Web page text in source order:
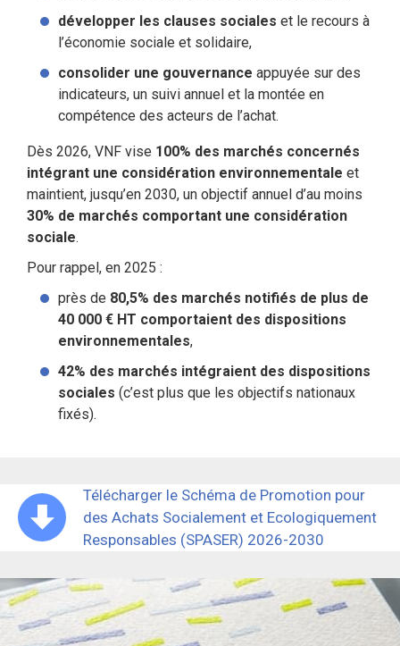
développer les clauses sociales et le recours à
l’économie sociale et solidaire,
consolider une gouvernance appuyée sur des
indicateurs, un suivi annuel et la montée en
compétence des acteurs de l’achat.
Dès 2026, VNF vise 100% des marchés concernés
intégrant une considération environnementale et
maintient, jusqu’en 2030, un objectif annuel d’au moins
30% de marchés comportant une considération
sociale.
Pour rappel, en 2025 :
près de 80,5% des marchés notifiés de plus de
40 000 € HT comportaient des dispositions
environnementales,
42% des marchés intégraient des dispositions
sociales (c’est plus que les objectifs nationaux
fixés).
Télécharger le Schéma de Promotion pour
des Achats Socialement et Ecologiquement
Responsables (SPASER) 2026-2030